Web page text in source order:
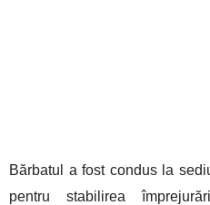
Bărbatul a fost condus la
pentru stabilirea